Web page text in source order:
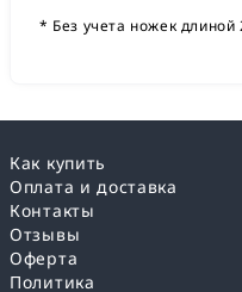
* Без учета ножек
Как купить
Оплата и доставка
Контакты
Отзывы
Оферта
Политика